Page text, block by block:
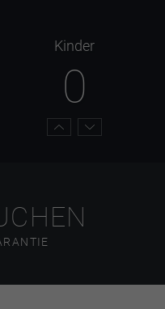
Kinder
0